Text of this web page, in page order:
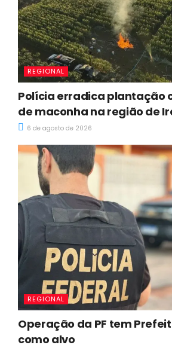
REGIONAL
Polícia erradica plantação
de maconha na região de
6 de agosto de 2026
REGIONAL
Operação da PF tem
como alvo